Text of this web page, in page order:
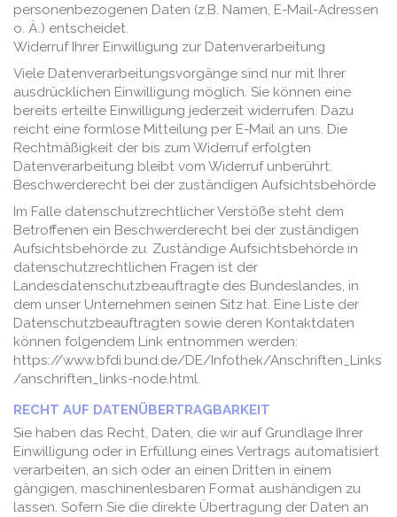
personenbezogenen Daten (z.B. Namen, E-Mail-Adressen
o. Ä.) entscheidet.
Widerruf Ihrer Einwilligung zur Datenverarbeitung
Viele Datenverarbeitungsvorgänge sind nur mit Ihrer
ausdrücklichen Einwilligung möglich. Sie können eine
bereits erteilte Einwilligung jederzeit widerrufen. Dazu
reicht eine formlose Mitteilung per E-Mail an uns. Die
Rechtmäßigkeit der bis zum Widerruf erfolgten
Datenverarbeitung bleibt vom Widerruf unberührt.
Beschwerderecht bei der zuständigen Aufsichtsbehörde
Im Falle datenschutzrechtlicher Verstöße steht dem
Betroffenen ein Beschwerderecht bei der zuständigen
Aufsichtsbehörde zu. Zuständige Aufsichtsbehörde in
datenschutzrechtlichen Fragen ist der
Landesdatenschutzbeauftragte des Bundeslandes, in
dem unser Unternehmen seinen Sitz hat. Eine Liste der
Datenschutzbeauftragten sowie deren Kontaktdaten
können folgendem Link entnommen werden:
https://www.bfdi.bund.de/DE/Infothek/Anschriften_Links
/anschriften_links-node.html.
RECHT AUF DATENÜBERTRAGBARKEIT
Sie haben das Recht, Daten, die wir auf Grundlage Ihrer
Einwilligung oder in Erfüllung eines Vertrags automatisiert
verarbeiten, an sich oder an einen Dritten in einem
gängigen, maschinenlesbaren Format aushändigen zu
lassen. Sofern Sie die direkte Übertragung der Daten an